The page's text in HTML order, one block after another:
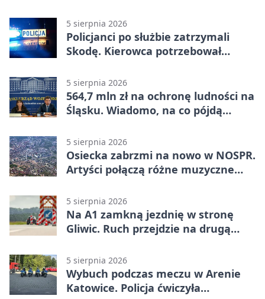
5 sierpnia 2026
Policjanci po służbie zatrzymali
Skodę. Kierowca potrzebował
5 sierpnia 2026
564,7 mln zł na ochronę ludności na
Śląsku. Wiadomo, na co pójdą
5 sierpnia 2026
Osiecka zabrzmi na nowo w NOSPR.
Artyści połączą różne muzyczne
5 sierpnia 2026
Na A1 zamkną jezdnię w stronę
Gliwic. Ruch przejdzie na drugą
5 sierpnia 2026
Wybuch podczas meczu w Arenie
Katowice. Policja ćwiczyła